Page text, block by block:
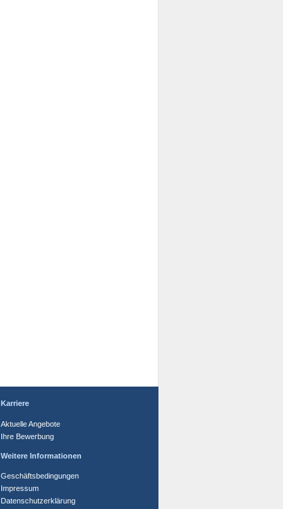
Karriere
Aktuelle Angebote
Ihre Bewerbung
Weitere Informationen
Geschäftsbedingungen
Impressum
Datenschutzerklärung